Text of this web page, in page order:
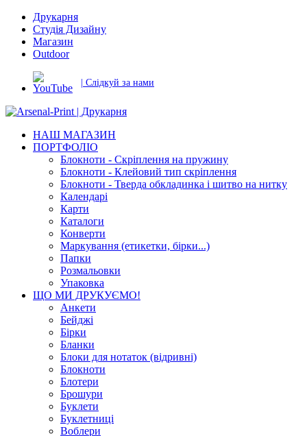
Друкарня
Студія Дизайну
Магазин
Outdoor
| Слідкуй за нами
НАШ МАГАЗИН
ПОРТФОЛІО
Блокноти - Скріплення на пружину
Блокноти - Клейовий тип скріплення
Блокноти - Тверда обкладинка і шитво на нитку
Календарі
Карти
Каталоги
Конверти
Маркування (етикетки, бірки...)
Папки
Розмальовки
Упаковка
ЩО МИ ДРУКУЄМО!
Анкети
Бейджі
Бірки
Бланки
Блоки для нотаток (відривні)
Блокноти
Блотери
Брошури
Буклети
Буклетниці
Воблери